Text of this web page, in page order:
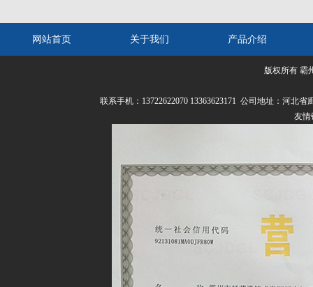
网站首页 关于我们 产品介绍
版权所有 霸
联系手机：13722622070 13363623171 公司地址：河北
友情